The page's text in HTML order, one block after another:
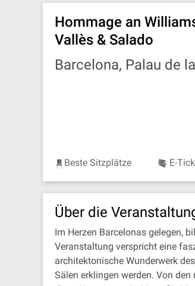
Hommage an
Vallès & Salado
Barcelona, Palau de
Beste Sitzplätze E-
Über die
Im Herzen Barcelonas gelegen,
Veranstaltung verspricht eine
architektonische Wunderwerk
Sälen erklingen werden. Von